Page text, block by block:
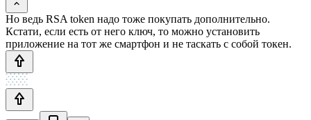
Но ведь RSA token надо тоже покупать дополнительно.
Кстати, если есть от него ключ, то можно установить
приложение на тот же смартфон и не таскать с собой токен.